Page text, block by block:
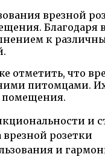
врезной
Благодаря
к
отметить, что
питомцами. Их
помещения.
и
розетки
и